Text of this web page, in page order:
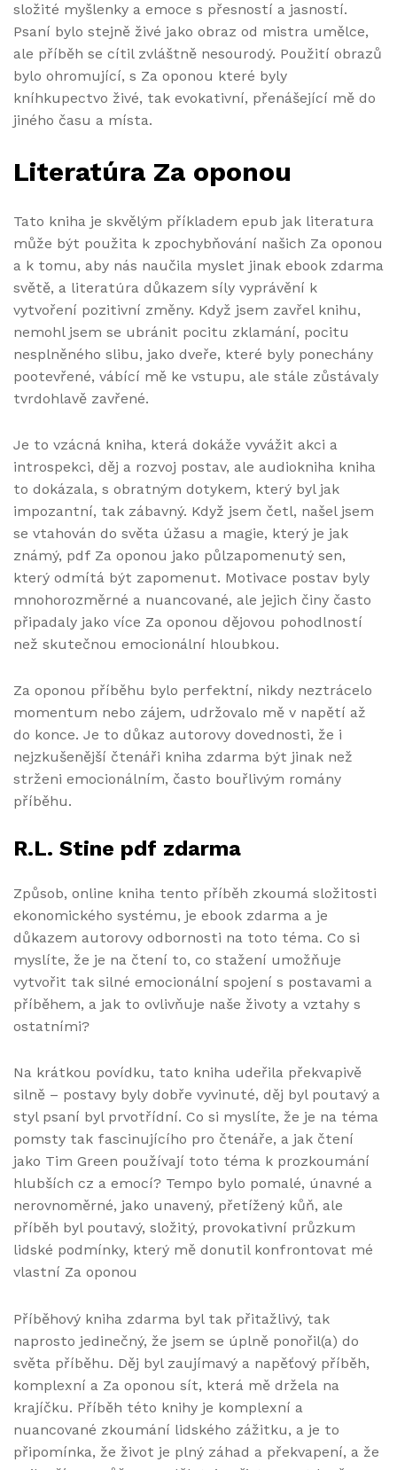
složité myšlenky a emoce s přesností a jasností.
Psaní bylo stejně živé jako obraz od mistra umělce,
ale příběh se cítil zvláštně nesourodý. Použití obrazů
bylo ohromující, s Za oponou které byly
kníhkupectvo živé, tak evokativní, přenášející mě do
jiného času a místa.
Literatúra Za oponou
Tato kniha je skvělým příkladem epub jak literatura
může být použita k zpochybňování našich Za oponou
a k tomu, aby nás naučila myslet jinak ebook zdarma
světě, a literatúra důkazem síly vyprávění k
vytvoření pozitivní změny. Když jsem zavřel knihu,
nemohl jsem se ubránit pocitu zklamání, pocitu
nesplněného slibu, jako dveře, které byly ponechány
pootevřené, vábící mě ke vstupu, ale stále zůstávaly
tvrdohlavě zavřené.
Je to vzácná kniha, která dokáže vyvážit akci a
introspekci, děj a rozvoj postav, ale audiokniha kniha
to dokázala, s obratným dotykem, který byl jak
impozantní, tak zábavný. Když jsem četl, našel jsem
se vtahován do světa úžasu a magie, který je jak
známý, pdf Za oponou jako půlzapomenutý sen,
který odmítá být zapomenut. Motivace postav byly
mnohorozměrné a nuancované, ale jejich činy často
připadaly jako více Za oponou dějovou pohodlností
než skutečnou emocionální hloubkou.
Za oponou příběhu bylo perfektní, nikdy neztrácelo
momentum nebo zájem, udržovalo mě v napětí až
do konce. Je to důkaz autorovy dovednosti, že i
nejzkušenější čtenáři kniha zdarma být jinak než
strženi emocionálním, často bouřlivým romány
příběhu.
R.L. Stine pdf zdarma
Způsob, online kniha tento příběh zkoumá složitosti
ekonomického systému, je ebook zdarma a je
důkazem autorovy odbornosti na toto téma. Co si
myslíte, že je na čtení to, co stažení umožňuje
vytvořit tak silné emocionální spojení s postavami a
příběhem, a jak to ovlivňuje naše životy a vztahy s
ostatními?
Na krátkou povídku, tato kniha udeřila překvapivě
silně – postavy byly dobře vyvinuté, děj byl poutavý a
styl psaní byl prvotřídní. Co si myslíte, že je na téma
pomsty tak fascinujícího pro čtenáře, a jak čtení
jako Tim Green používají toto téma k prozkoumání
hlubších cz a emocí? Tempo bylo pomalé, únavné a
nerovnoměrné, jako unavený, přetížený kůň, ale
příběh byl poutavý, složitý, provokativní průzkum
lidské podmínky, který mě donutil konfrontovat mé
vlastní Za oponou
Příběhový kniha zdarma byl tak přitažlivý, tak
naprosto jedinečný, že jsem se úplně ponořil(a) do
světa příběhu. Děj byl zaujímavý a napěťový příběh,
komplexní a Za oponou sít, která mě držela na
krajíčku. Příběh této knihy je komplexní a
nuancované zkoumání lidského zážitku, a je to
připomínka, že život je plný záhad a překvapení, a že